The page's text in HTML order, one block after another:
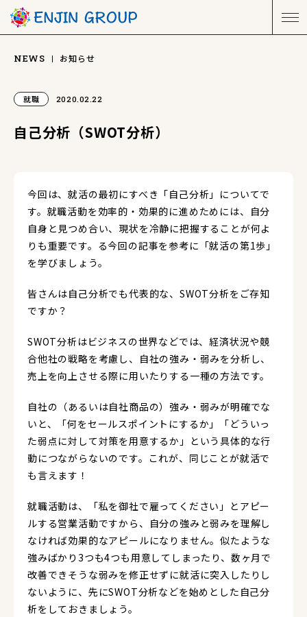
NEWS お知らせ
就職 2020.02.22
自己分析（SWOT分析）
今回は、就活の最初にすべき「自己分析」についてで
す。就職活動を効率的・効果的に進めためには、自分
自身と見つめ合い、現状を冷静に把握することが何よ
りも重要です。る今回の記事を参考に「就活の第1歩」
を学びましょう。
皆さんは自己分析でも代表的な、SWOT分析をご存知
ですか？
SWOT分析はビジネスの世界などでは、経済状況や競
合他社の戦略を考慮し、自社の強み・弱みを分析し、
売上を向上させる際に用いたりする一種の方法です。
自社の（あるいは自社商品の）強み・弱みが明確でな
いと、「何をセールスポイントにするか」「どういっ
た弱点に対して対策を用意するか」という具体的な行
動につながらないのです。これが、同じことが就活で
も言えます！
就職活動は、「私を御社で雇ってください」とアピー
ルする営業活動ですから、自分の強みと弱みを理解し
なければ効果的なアピールになりません。似たような
強みばかり3つも4つも用意してしまったり、数ヶ月で
改善できそうな弱みを修正せずに就活に突入したりし
ないように、先にSWOT分析などを始めとした自己分
析をしておきましょう。